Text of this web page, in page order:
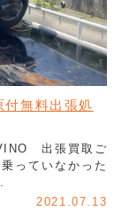
無料出張処
出張買取ご
っていなかった
2021.07.13